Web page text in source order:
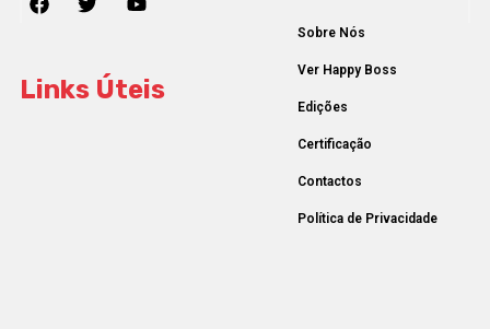
Links Úteis
Sobre Nós
Ver Happy Boss
Edições
Certificação
Contactos
Política de Privacidade